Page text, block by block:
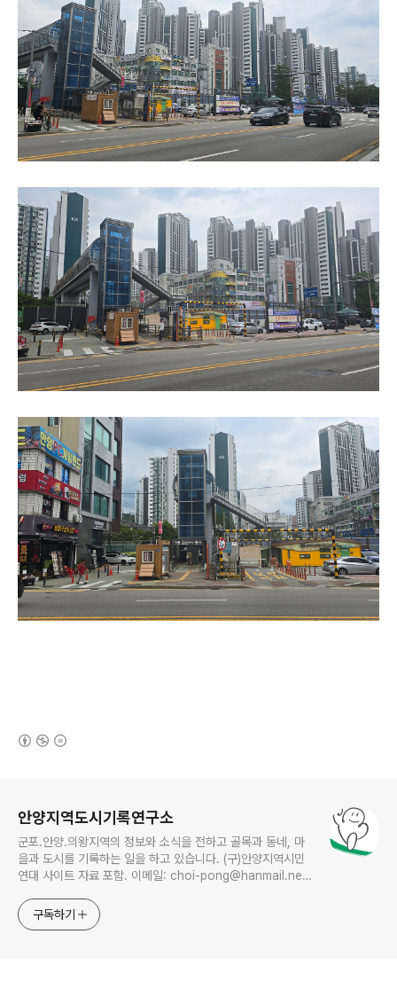
안양지역도시기록연구소
군포.안양.의왕지역의 정보와 소식을 전하고 골목과 동네, 마
을과 도시를 기록하는 일을 하고 있습니다. (구)안양지역시민
연대 사이트 자료 포함. 이메일: choi-pong@hanmail.net
구독하기